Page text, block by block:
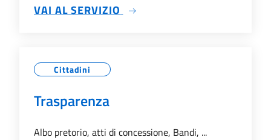
VAI AL SERVIZIO SU ATTI AMMINISTRATIVI
Cittadini
Trasparenza
Albo pretorio, atti di concessione, Bandi, ...